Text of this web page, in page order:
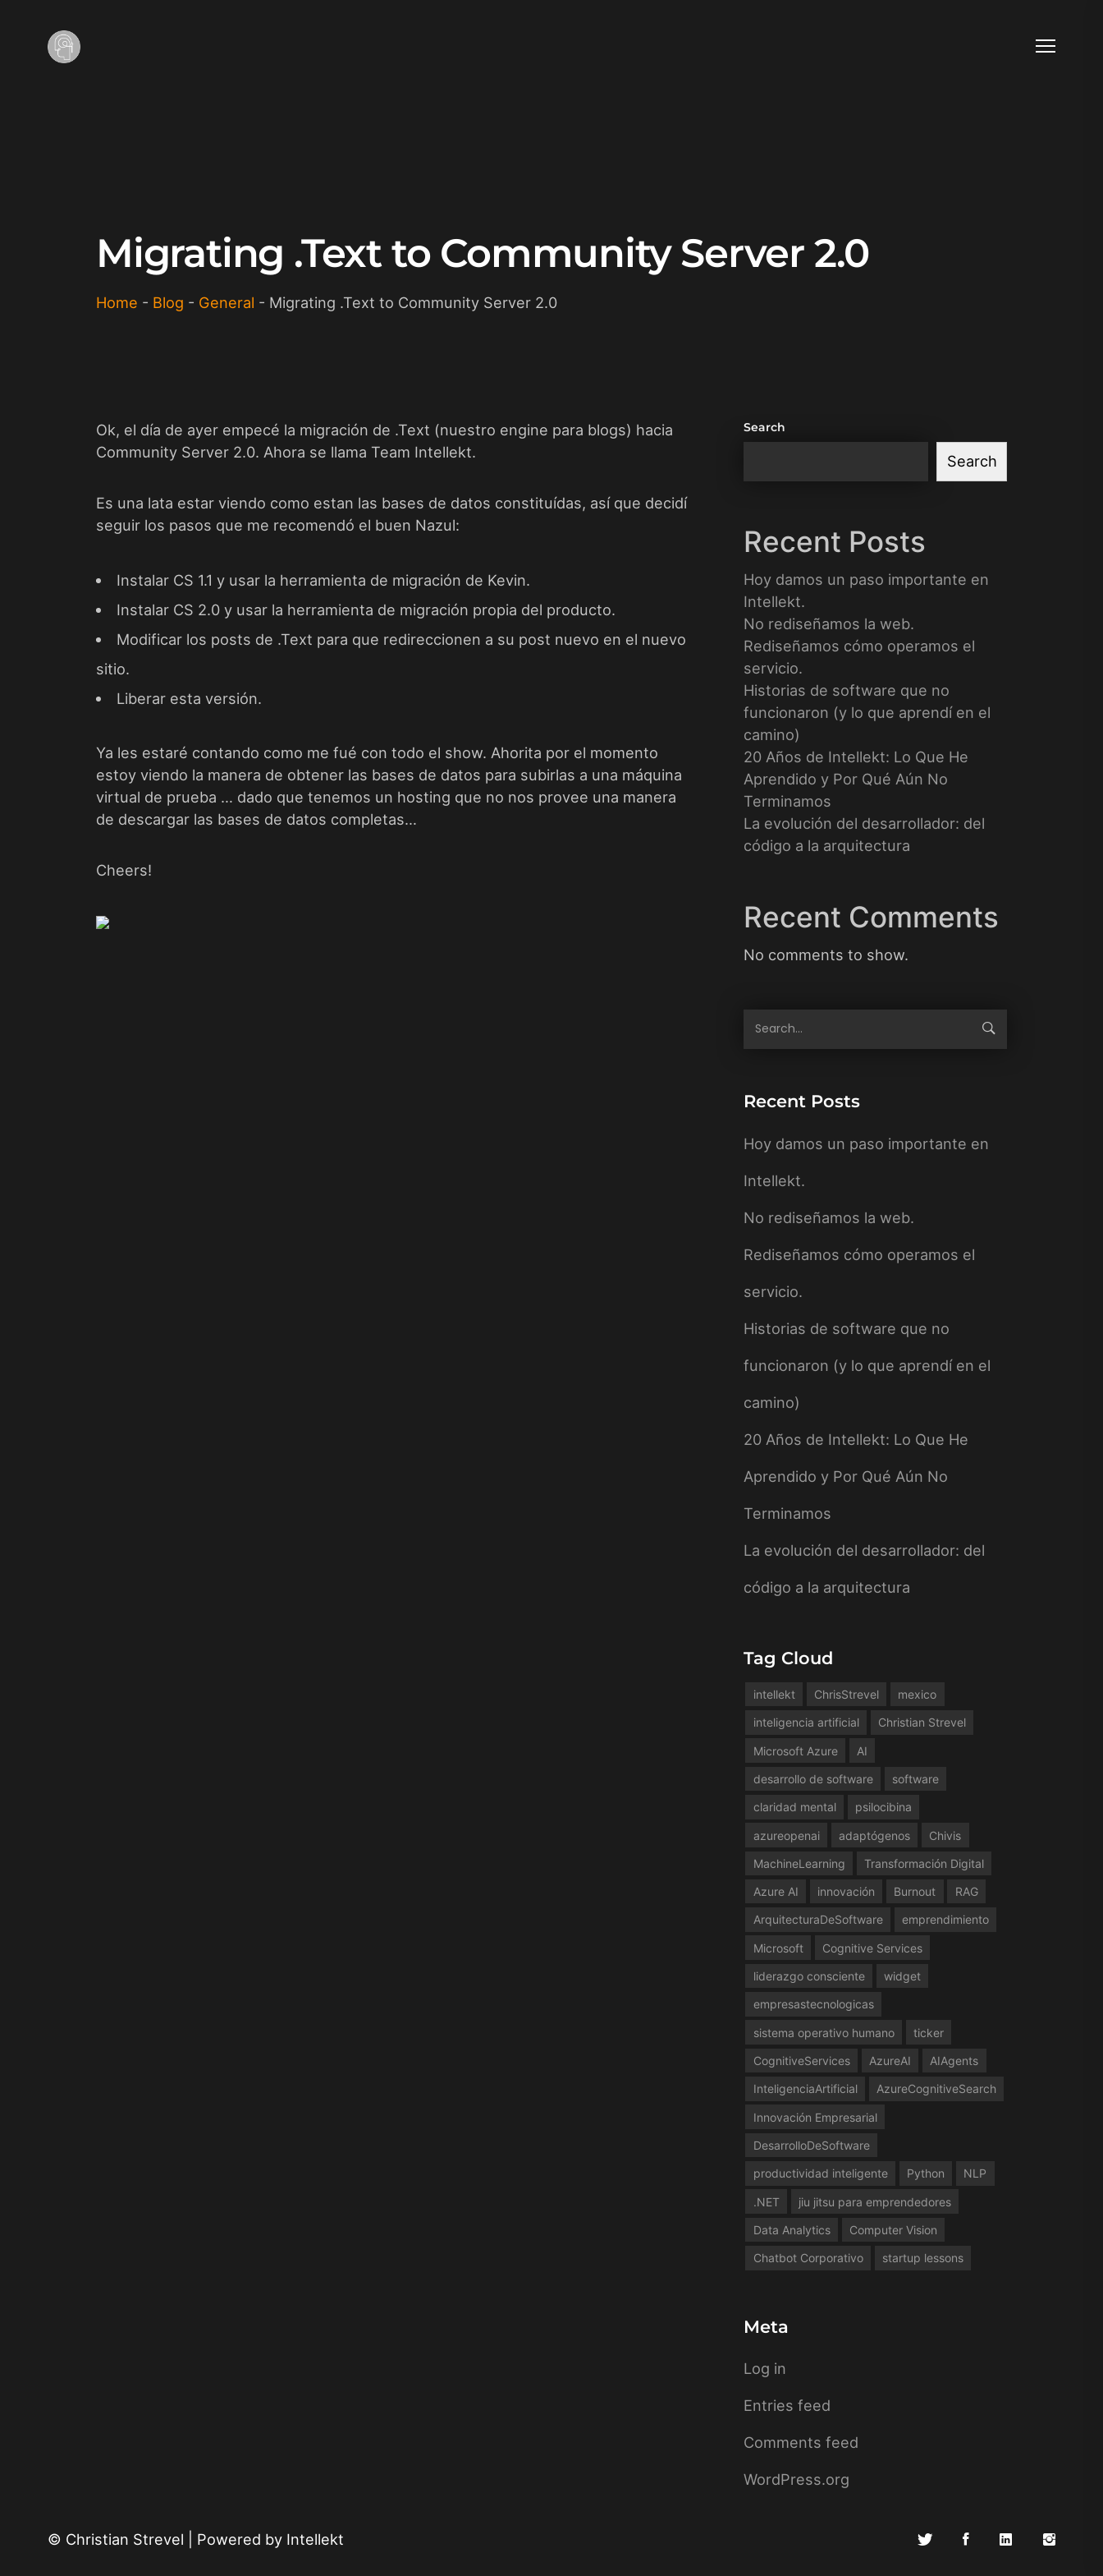
Migrating .Text to Community Server 2.0
Home - Blog - General - Migrating .Text to Community Server 2.0
Ok, el día de ayer empecé la migración de .Text (nuestro engine para blogs) hacia
Community Server 2.0. Ahora se llama Team Intellekt.
Es una lata estar viendo como estan las bases de datos constituídas, así que decidí
seguir los pasos que me recomendó el buen Nazul:
Instalar CS 1.1 y usar la herramienta de migración de Kevin.
Instalar CS 2.0 y usar la herramienta de migración propia del producto.
Modificar los posts de .Text para que redireccionen a su post nuevo en el nuevo
sitio.
Liberar esta versión.
Ya les estaré contando como me fué con todo el show. Ahorita por el momento
estoy viendo la manera de obtener las bases de datos para subirlas a una máquina
virtual de prueba … dado que tenemos un hosting que no nos provee una manera
de descargar las bases de datos completas…
Cheers!
Search
Search
Recent Posts
Hoy damos un paso importante en
Intellekt.
No rediseñamos la web.
Rediseñamos cómo operamos el
servicio.
Historias de software que no
funcionaron (y lo que aprendí en el
camino)
20 Años de Intellekt: Lo Que He
Aprendido y Por Qué Aún No
Terminamos
La evolución del desarrollador: del
código a la arquitectura
Recent Comments
No comments to show.
Recent Posts
Hoy damos un paso importante en
Intellekt.
No rediseñamos la web.
Rediseñamos cómo operamos el
servicio.
Historias de software que no
funcionaron (y lo que aprendí en el
camino)
20 Años de Intellekt: Lo Que He
Aprendido y Por Qué Aún No
Terminamos
La evolución del desarrollador: del
código a la arquitectura
Tag Cloud
intellekt ChrisStrevel mexico
inteligencia artificial Christian Strevel
Microsoft Azure AI
desarrollo de software software
claridad mental psilocibina
azureopenai adaptógenos Chivis
MachineLearning Transformación Digital
Azure AI innovación Burnout RAG
ArquitecturaDeSoftware emprendimiento
Microsoft Cognitive Services
liderazgo consciente widget
empresastecnologicas
sistema operativo humano ticker
CognitiveServices AzureAI AIAgents
InteligenciaArtificial AzureCognitiveSearch
Innovación Empresarial
DesarrolloDeSoftware
productividad inteligente Python NLP
.NET jiu jitsu para emprendedores
Data Analytics Computer Vision
Chatbot Corporativo startup lessons
Meta
Log in
Entries feed
Comments feed
WordPress.org
© Christian Strevel | Powered by Intellekt